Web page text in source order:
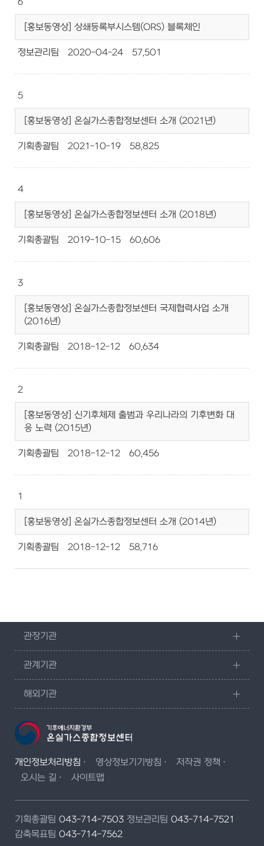
[홍보동영상] 상쇄등록부시스템(ORS) 블록체인
정보관리팀 2020-04-24 57,501
5
[홍보동영상] 온실가스종합정보센터 소개 (2021년)
기획총괄팀 2021-10-19 58,825
4
[홍보동영상] 온실가스종합정보센터 소개 (2018년)
기획총괄팀 2019-10-15 60,606
3
[홍보동영상] 온실가스종합정보센터 국제협력사업 소개
(2016년)
기획총괄팀 2018-12-12 60,634
2
[홍보동영상] 신기후체제 출범과 우리나라의 기후변화 대
응 노력 (2015년)
기획총괄팀 2018-12-12 60,456
1
[홍보동영상] 온실가스종합정보센터 소개 (2014년)
기획총괄팀 2018-12-12 58,716
관장기관
관계기관
해외기관
개인정보처리방침 영상정보기기방침
저작권 정책
오시는 길
사이트맵
기획총괄팀 043-714-7503 정보관리팀 043-714-7521
감축목표팀 043-714-7562